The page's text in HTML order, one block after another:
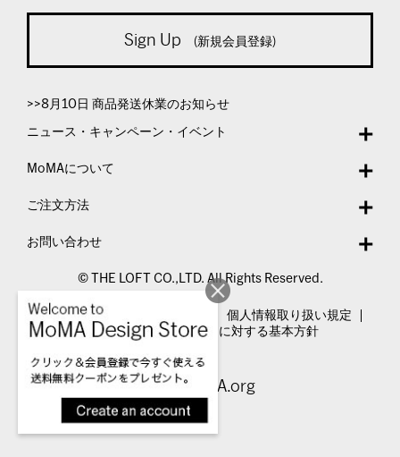
Sign Up (新規会員登録)
>>8月10日 商品発送休業のお知らせ
ニュース・キャンペーン・イベント
MoMAについて
ご注文方法
お問い合わせ
© THE LOFT CO.,LTD. All Rights Reserved.
特定商取引法表示
個人情報取り扱い規定
カスタマーハラスメントに対する基本方針
Visit MoMA.org